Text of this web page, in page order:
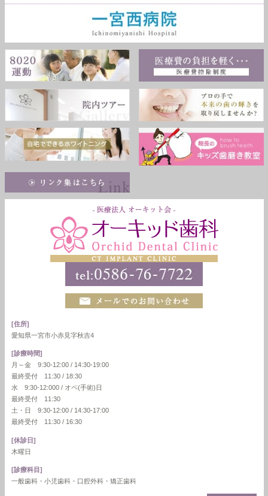
[住所]
愛知県一宮市小赤見字秋吉4
[診療時間]
月～金 9:30-12:00 / 14:30-19:00
最終受付 11:30 / 18:30
水 9:30-12:000 / オペ(手術)日
最終受付 11:30
土・日 9:30-12:00 / 14:30-17:00
最終受付 11:30 / 16:30
[休診日]
木曜日
[診療科目]
一般歯科・小児歯科・口腔外科・矯正歯科